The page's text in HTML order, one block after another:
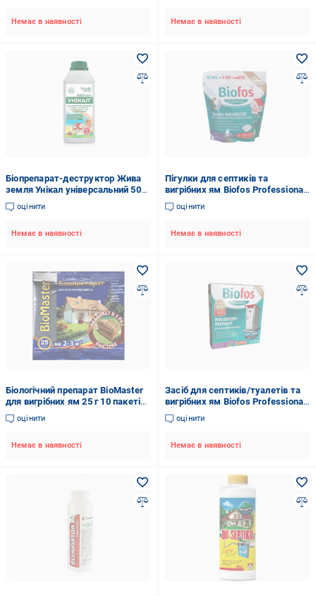
Немає в наявності Немає в наявності
Біопрепарат-деструктор Жива
земля Унікал універсальний 500
мл (1765413546)
оцінити
Немає в наявності
Пігулки для септиків та
вигрібних ям Biofos Professional
Лаванда з пробіотиком 16 шт.
(025835)
оцінити
Немає в наявності
Біологічний препарат BioMaster
для вигрібних ям 25 г 10 пакетів
(В1)
оцінити
Немає в наявності
Засіб для септиків/туалетів та
вигрібних ям Biofos Professional
Лаванда 250 г (250 гр)
оцінити
Немає в наявності